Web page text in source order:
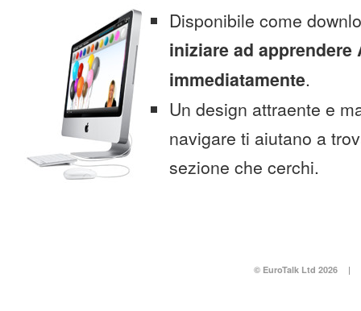
Disponibile come
iniziare ad apprendere
immediatamente.
Un design attraente e
navigare ti aiutano a
sezione che cerchi.
© EuroTalk Ltd 2026 |